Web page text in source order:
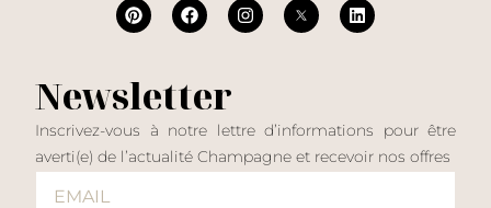
Newsletter
Inscrivez-vous à notre lettre d’informations pour être
averti(e) de l’actualité Champagne et recevoir nos offres